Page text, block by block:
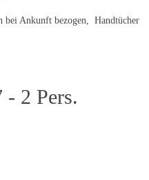
bei Ankunft bezogen, Handtücher
- 2 Pers.